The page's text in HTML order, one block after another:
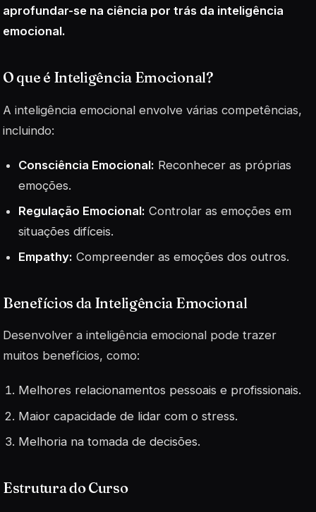
aprofundar-se na ciência por trás da inteligência
emocional.
O que é Inteligência Emocional?
A inteligência emocional envolve várias competências,
incluindo:
Consciência Emocional: Reconhecer as próprias
emoções.
Regulação Emocional: Controlar as emoções em
situações difíceis.
Empathy: Compreender as emoções dos outros.
Benefícios da Inteligência Emocional
Desenvolver a inteligência emocional pode trazer
muitos benefícios, como:
Melhores relacionamentos pessoais e profissionais.
Maior capacidade de lidar com o stress.
Melhoria na tomada de decisões.
Estrutura do Curso